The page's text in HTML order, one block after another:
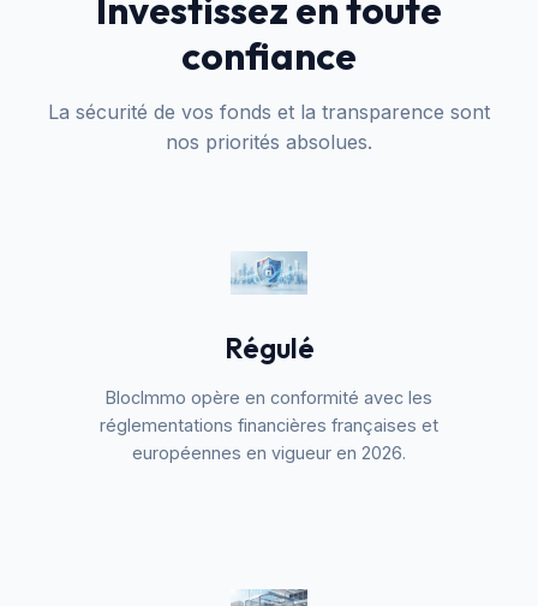
Investissez en toute
confiance
La sécurité de vos fonds et la transparence sont
nos priorités absolues.
Régulé
BlocImmo opère en conformité avec les
réglementations financières françaises et
européennes en vigueur en 2026.